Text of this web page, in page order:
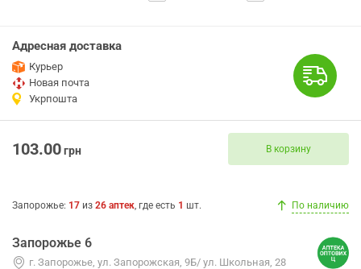
Адресная доставка
Курьер
Новая почта
Укрпошта
103.00грн В корзину
Запорожье: 17 из 26 аптек, где есть 1 шт. По наличию
Запорожье 6
г. Запорожье, ул. Запорожская, 9Б/ ул. Школьная, 28